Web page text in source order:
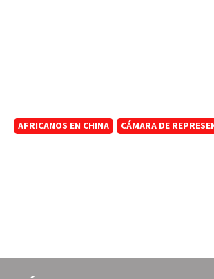
AFRICANOS EN CHINA CÁMARA DE